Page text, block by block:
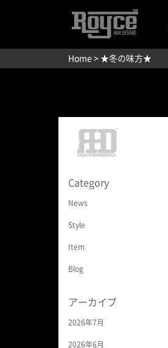
Home > ★冬の味方★
Category
News
Style
Item
Blog
アーカイブ
2026年7月
2026年6月